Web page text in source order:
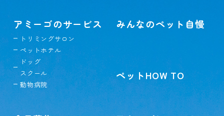
アミーゴのサービス
トリミングサロン
ペットホテル
ドッグ
スクール
動物病院
みんなのペット自慢
ペットHOW TO